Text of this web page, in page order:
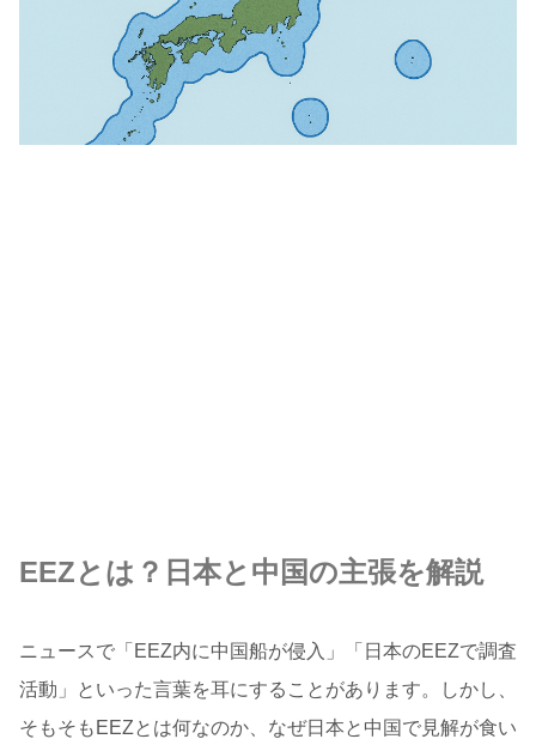
EEZとは？日本と中国の主張を解説
ニュースで「EEZ内に中国船が侵入」「日本のEEZで調査
活動」といった言葉を耳にすることがあります。しかし、
そもそもEEZとは何なのか、なぜ日本と中国で見解が食い